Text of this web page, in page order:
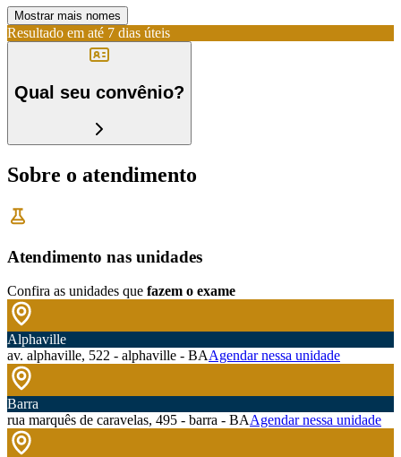
Mostrar mais nomes
Resultado em até 7 dias úteis
Qual seu convênio?
Sobre o atendimento
Atendimento nas unidades
Confira as unidades que fazem o exame
Alphaville
av. alphaville, 522 - alphaville - BAAgendar nessa unidade
Barra
rua marquês de caravelas, 495 - barra - BAAgendar nessa unidade